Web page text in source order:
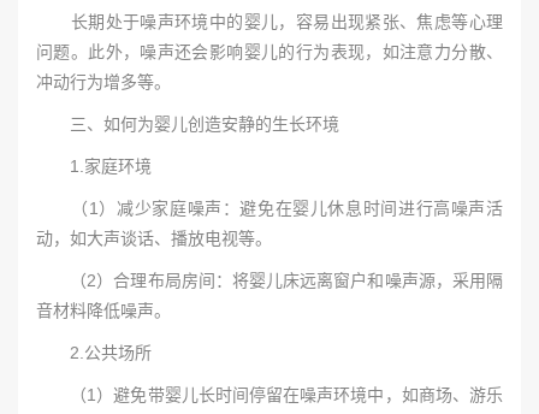
长期处于噪声环境中的婴儿，容易出现紧张、焦虑等心理
问题。此外，噪声还会影响婴儿的行为表现，如注意力分散、
冲动行为增多等。
三、如何为婴儿创造安静的生长环境
1.家庭环境
（1）减少家庭噪声：避免在婴儿休息时间进行高噪声活
动，如大声谈话、播放电视等。
（2）合理布局房间：将婴儿床远离窗户和噪声源，采用隔
音材料降低噪声。
2.公共场所
（1）避免带婴儿长时间停留在噪声环境中，如商场、游乐